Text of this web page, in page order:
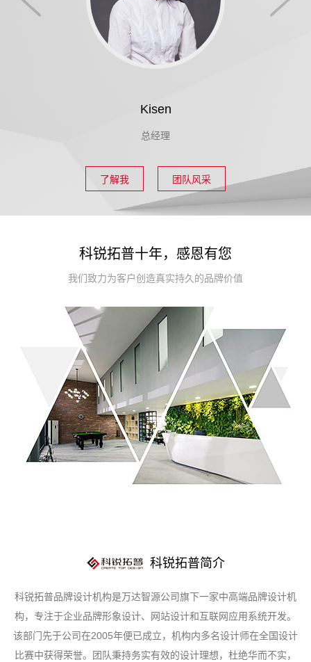
Kisen
总经理
了解我 团队风采
科锐拓普十年，感恩有您
我们致力为客户创造真实持久的品牌价值
科锐拓普简介
科锐拓普品牌设计机构是万达智源公司旗下一家中高端品牌设计机
构，专注于企业品牌形象设计、网站设计和互联网应用系统开发。
该部门先于公司在2005年便已成立，机构内多名设计师在全国设计
比赛中获得荣誉。团队秉持务实有效的设计理想，杜绝华而不实，